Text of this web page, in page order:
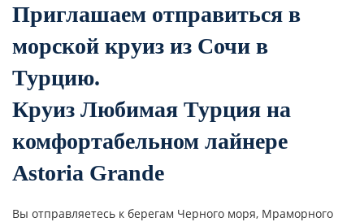
Приглашаем отправиться в
морской круиз из Сочи в
Турцию.
Круиз Любимая Турция на
комфортабельном лайнере
Astoria Grande
Вы отправляетесь к берегам Черного моря, Мраморного